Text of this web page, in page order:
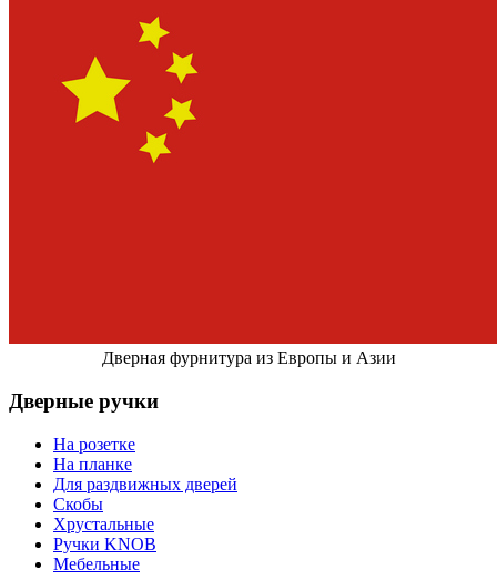
Дверная фурнитура из Европы и Азии
Дверные ручки
На розетке
На планке
Для раздвижных дверей
Скобы
Хрустальные
Ручки KNOB
Мебельные